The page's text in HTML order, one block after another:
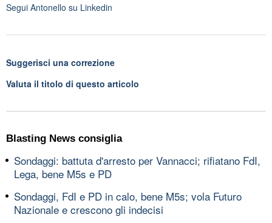
Segui Antonello su Linkedin
Suggerisci una correzione
Valuta il titolo di questo articolo
Blasting News consiglia
Sondaggi: battuta d'arresto per Vannacci; rifiatano FdI,
Lega, bene M5s e PD
Sondaggi, FdI e PD in calo, bene M5s; vola Futuro
Nazionale e crescono gli indecisi